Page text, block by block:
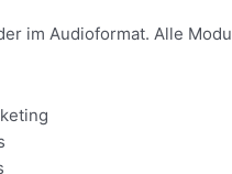
im Audioformat. Alle